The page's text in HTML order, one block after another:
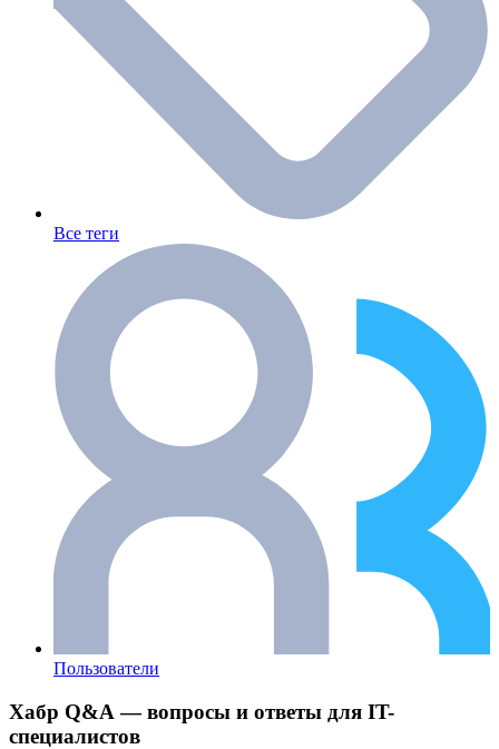
Все теги
Пользователи
Хабр Q&A — вопросы и ответы для IT-
специалистов